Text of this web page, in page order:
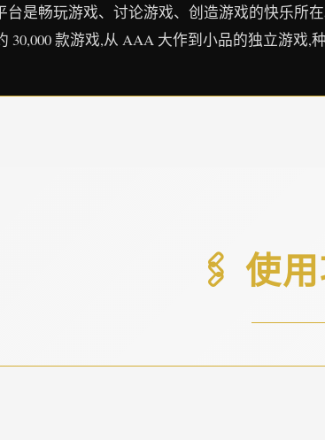
是畅玩游戏、讨论游戏、创造游戏的快乐所在
30,000 款游戏,从 AAA 大作到小品的独立游戏,
🖇️ 使